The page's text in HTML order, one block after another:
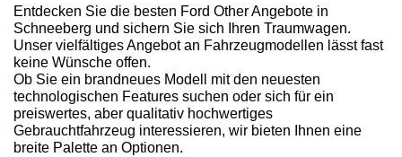
Entdecken Sie die besten Ford Other Angebote in
Schneeberg und sichern Sie sich Ihren Traumwagen.
Unser vielfältiges Angebot an Fahrzeugmodellen lässt fast
keine Wünsche offen.
Ob Sie ein brandneues Modell mit den neuesten
technologischen Features suchen oder sich für ein
preiswertes, aber qualitativ hochwertiges
Gebrauchtfahrzeug interessieren, wir bieten Ihnen eine
breite Palette an Optionen.